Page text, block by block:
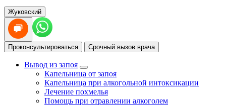
Жуковский
Проконсультироваться Срочный вызов врача
Вывод из запоя
Капельница от запоя
Капельница при алкогольной интоксикации
Лечение похмелья
Помощь при отравлении алкоголем